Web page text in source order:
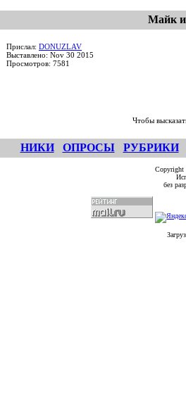
Майк и
Прислал: DONUZLAV
Выставлено: Nov 30 2015
Просмотров: 7581
Чтобы
НИКИ ОПРОСЫ РУБРИКИ
без